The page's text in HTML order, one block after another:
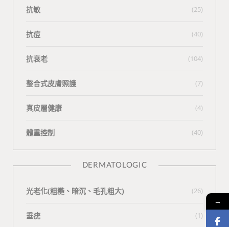
抗敏 (25)
抗痘 (40)
抗衰老 (104)
整合式皮膚照護 (7)
真皮層健康 (4)
體重控制 (40)
DERMATOLOGIC
光老化(粗糙、暗沉、毛孔粗大) (26)
垂疣 (1)
→